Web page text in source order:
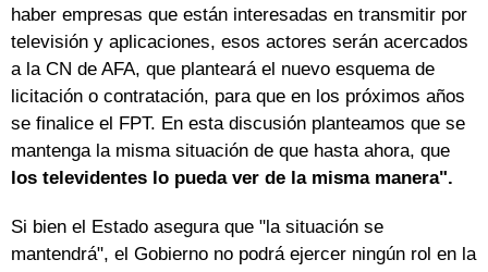
haber empresas que están interesadas en transmitir por
televisión y aplicaciones, esos actores serán acercados
a la CN de AFA, que planteará el nuevo esquema de
licitación o contratación, para que en los próximos años
se finalice el FPT. En esta discusión planteamos que se
mantenga la misma situación de que hasta ahora, que
los televidentes lo pueda ver de la misma manera".
Si bien el Estado asegura que "la situación se
mantendrá", el Gobierno no podrá ejercer ningún rol en la